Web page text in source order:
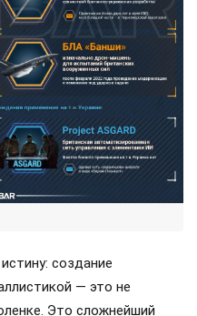
создание
— это не
Это сложнейший